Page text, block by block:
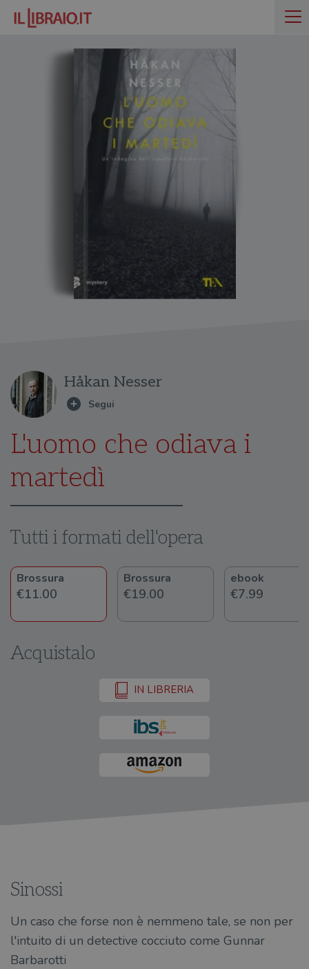
Håkan Nesser
L'uomo che odiava i
martedì
Tutti i formati dell'opera
Brossura
€11.00
Brossura
€19.00
ebook
€7.99
Acquistalo
IN LIBRERIA
Sinossi
Un caso che forse non è nemmeno tale, se non per
l'intuito di un detective cocciuto come Gunnar
Barbarotti